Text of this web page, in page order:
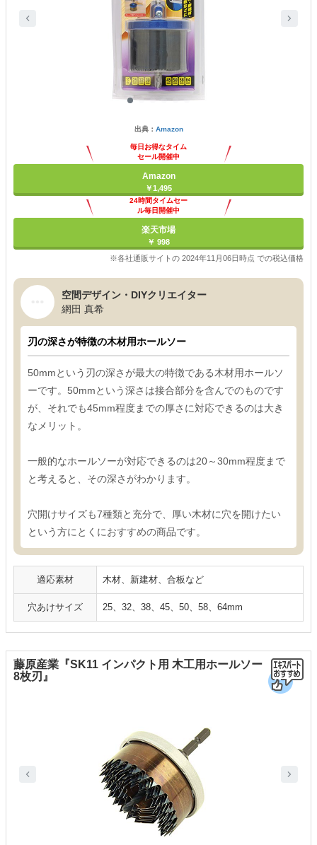
出典： Amazon
毎日お得なタイム
セール開催中
Amazon
￥1,495
24時間タイムセー
ル毎日開催中
楽天市場
￥ 998
※各社通販サイトの 2024年11月06日時点 での税込価格
空間デザイン・DIYクリエイター
網田 真希
刃の深さが特徴の木材用ホールソー
50mmという刃の深さが最大の特徴である木材用ホールソ
ーです。50mmという深さは接合部分を含んでのものです
が、それでも45mm程度までの厚さに対応できるのは大き
なメリット。
一般的なホールソーが対応できるのは20～30mm程度まで
と考えると、その深さがわかります。
穴開けサイズも7種類と充分で、厚い木材に穴を開けたい
という方にとくにおすすめの商品です。
適応素材 木材、新建材、合板など
穴あけサイズ 25、32、38、45、50、58、64mm
藤原産業『SK11 インパクト用 木工用ホールソー
8枚刃』